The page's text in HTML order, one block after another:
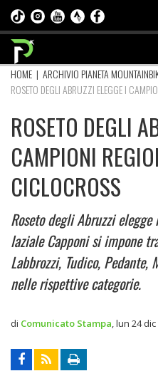
HOME | ARCHIVIO PIANETA
ROSETO DEGLI ABRUZZI ELEGGE I
ROSETO DEGLI
CAMPIONI
CICLOCROSS
Roseto degli Abruzzi
laziale Capponi si impone
Labbrozzi, Tudico,
nelle rispettive categorie.
di Comunicato Stampa lun 24 dic